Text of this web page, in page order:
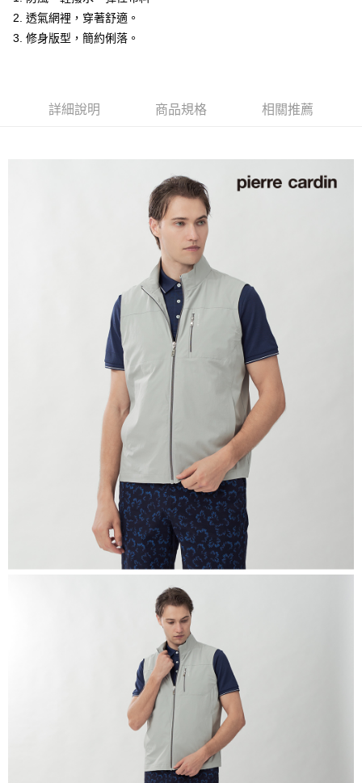
全家取貨付款
每筆NT$60，滿NT$1,200(含以上)免運費
萊爾富取貨付款
每筆NT$60，滿NT$1,200(含以上)免運費
每筆NT$60，滿NT$1,200(含以上)免運費
每筆NT$60，滿NT$1,200(含以上)免運費
每筆NT$80，滿NT$1,200(含以上)免運費
每筆NT$80，滿NT$1,200(含以上)免運費
2. 透氣網裡，穿著舒適。
3. 修身版型，簡約俐落。
詳細說明 商品規格 相關推薦